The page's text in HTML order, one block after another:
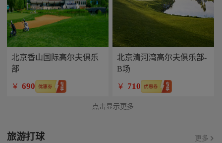
北京香山国际高尔夫俱乐
部
￥ 690
北京清河湾高尔夫俱乐部-
B场
￥ 710
点击显示更多
旅游打球 更多